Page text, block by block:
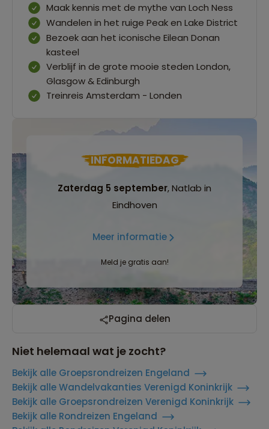
Maak kennis met de mythe van Loch Ness
Wandelen in het ruige Peak en Lake District
Bezoek aan het iconische Eilean Donan
kasteel
Verblijf in de grote mooie steden London,
Glasgow & Edinburgh
Treinreis Amsterdam - Londen
INFORMATIEDAG
Zaterdag 5 september, Natlab in
Eindhoven
Meer informatie
Meld je gratis aan!
Pagina delen
Niet helemaal wat je zocht?
Bekijk alle Groepsrondreizen Engeland
Bekijk alle Wandelvakanties Verenigd Koninkrijk
Bekijk alle Groepsrondreizen Verenigd Koninkrijk
Bekijk alle Rondreizen Engeland